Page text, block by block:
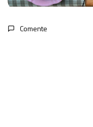
Comente